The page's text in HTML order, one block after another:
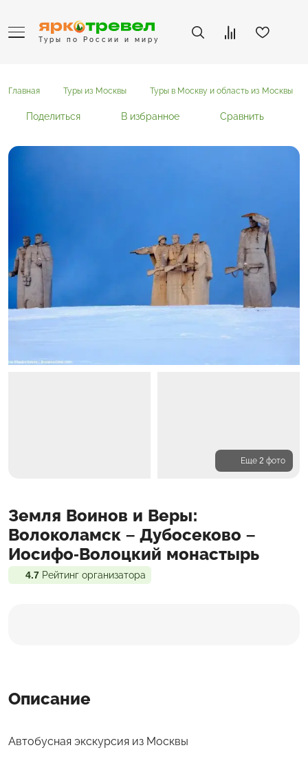
Туры по России и миру
Главная Туры из Москвы Туры в Москву и область из Москвы
Поделиться В избранное Сравнить
Еще 2 фото
Программа Входит в стоимость
Земля Воинов и Веры:
Волоколамск – Дубосеково –
Иосифо-Волоцкий монастырь
4.7 Рейтинг организатора
Описание
Автобусная экскурсия из Москвы